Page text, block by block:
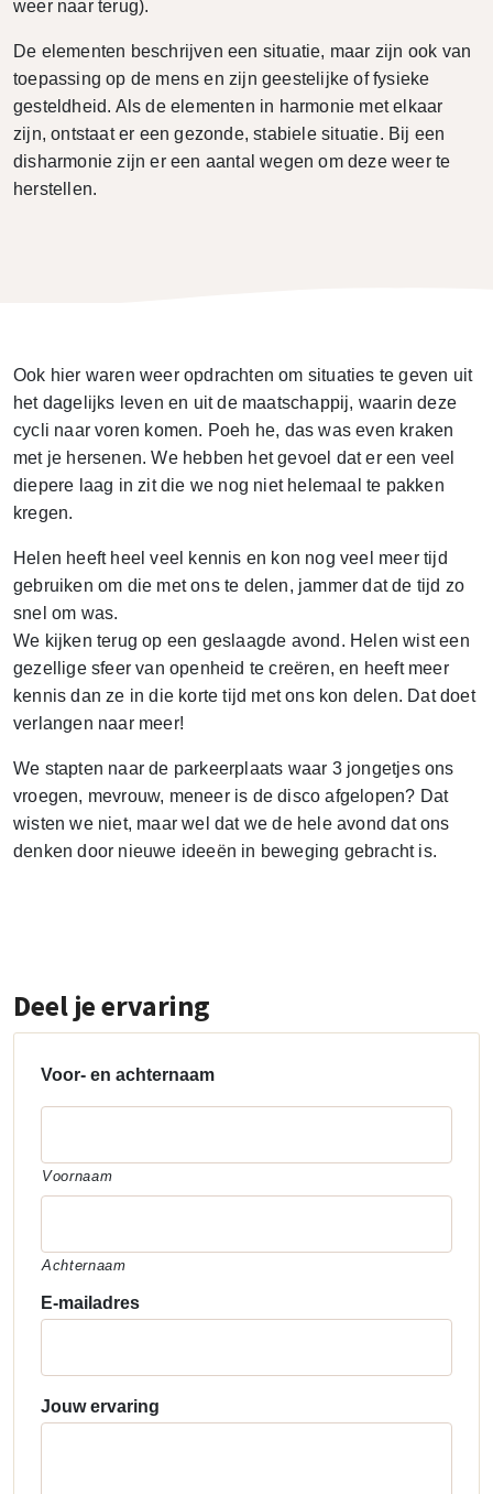
weer naar terug).
De elementen beschrijven een situatie, maar zijn ook van
toepassing op de mens en zijn geestelijke of fysieke
gesteldheid. Als de elementen in harmonie met elkaar
zijn, ontstaat er een gezonde, stabiele situatie. Bij een
disharmonie zijn er een aantal wegen om deze weer te
herstellen.
Ook hier waren weer opdrachten om situaties te geven uit
het dagelijks leven en uit de maatschappij, waarin deze
cycli naar voren komen. Poeh he, das was even kraken
met je hersenen. We hebben het gevoel dat er een veel
diepere laag in zit die we nog niet helemaal te pakken
kregen.
Helen heeft heel veel kennis en kon nog veel meer tijd
gebruiken om die met ons te delen, jammer dat de tijd zo
snel om was.
We kijken terug op een geslaagde avond. Helen wist een
gezellige sfeer van openheid te creëren, en heeft meer
kennis dan ze in die korte tijd met ons kon delen. Dat doet
verlangen naar meer!
We stapten naar de parkeerplaats waar 3 jongetjes ons
vroegen, mevrouw, meneer is de disco afgelopen? Dat
wisten we niet, maar wel dat we de hele avond dat ons
denken door nieuwe ideeën in beweging gebracht is.
Deel je ervaring
Voor- en achternaam
Voornaam
Achternaam
E-mailadres
Jouw ervaring